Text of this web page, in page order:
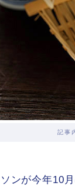
記事
ンが今年10